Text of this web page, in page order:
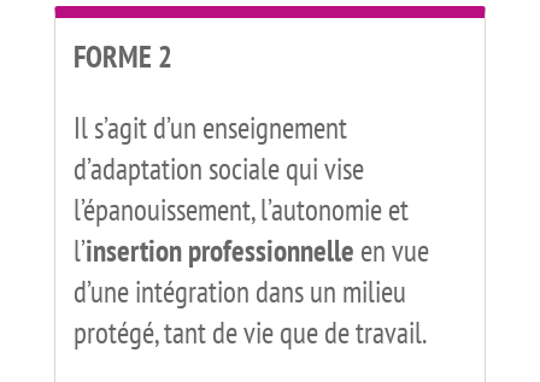
FORME 2
Il s’agit d’un enseignement
d’adaptation sociale qui vise
l’épanouissement, l’autonomie et
l’insertion professionnelle en vue
d’une intégration dans un milieu
protégé, tant de vie que de travail.